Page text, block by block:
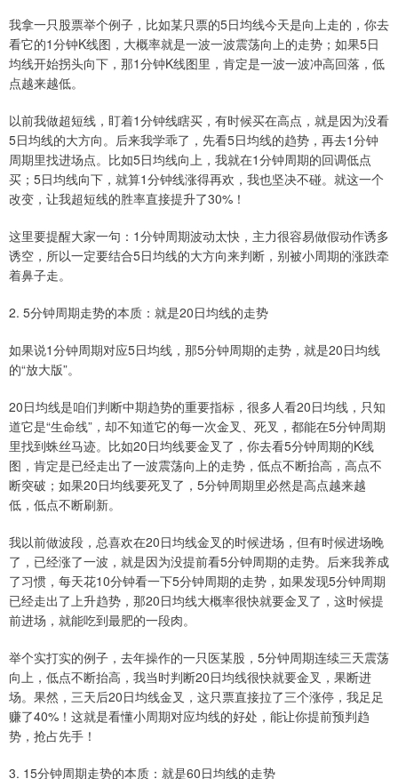
我拿一只股票举个例子，比如某只票的5日均线今天是向上走的，你去
看它的1分钟K线图，大概率就是一波一波震荡向上的走势；如果5日
均线开始拐头向下，那1分钟K线图里，肯定是一波一波冲高回落，低
点越来越低。
以前我做超短线，盯着1分钟线瞎买，有时候买在高点，就是因为没看
5日均线的大方向。后来我学乖了，先看5日均线的趋势，再去1分钟
周期里找进场点。比如5日均线向上，我就在1分钟周期的回调低点
买；5日均线向下，就算1分钟线涨得再欢，我也坚决不碰。就这一个
改变，让我超短线的胜率直接提升了30%！
这里要提醒大家一句：1分钟周期波动太快，主力很容易做假动作诱多
诱空，所以一定要结合5日均线的大方向来判断，别被小周期的涨跌牵
着鼻子走。
2. 5分钟周期走势的本质：就是20日均线的走势
如果说1分钟周期对应5日均线，那5分钟周期的走势，就是20日均线
的“放大版”。
20日均线是咱们判断中期趋势的重要指标，很多人看20日均线，只知
道它是“生命线”，却不知道它的每一次金叉、死叉，都能在5分钟周期
里找到蛛丝马迹。比如20日均线要金叉了，你去看5分钟周期的K线
图，肯定是已经走出了一波震荡向上的走势，低点不断抬高，高点不
断突破；如果20日均线要死叉了，5分钟周期里必然是高点越来越
低，低点不断刷新。
我以前做波段，总喜欢在20日均线金叉的时候进场，但有时候进场晚
了，已经涨了一波，就是因为没提前看5分钟周期的走势。后来我养成
了习惯，每天花10分钟看一下5分钟周期的走势，如果发现5分钟周期
已经走出了上升趋势，那20日均线大概率很快就要金叉了，这时候提
前进场，就能吃到最肥的一段肉。
举个实打实的例子，去年操作的一只医某股，5分钟周期连续三天震荡
向上，低点不断抬高，我当时判断20日均线很快就要金叉，果断进
场。果然，三天后20日均线金叉，这只票直接拉了三个涨停，我足足
赚了40%！这就是看懂小周期对应均线的好处，能让你提前预判趋
势，抢占先手！
3. 15分钟周期走势的本质：就是60日均线的走势